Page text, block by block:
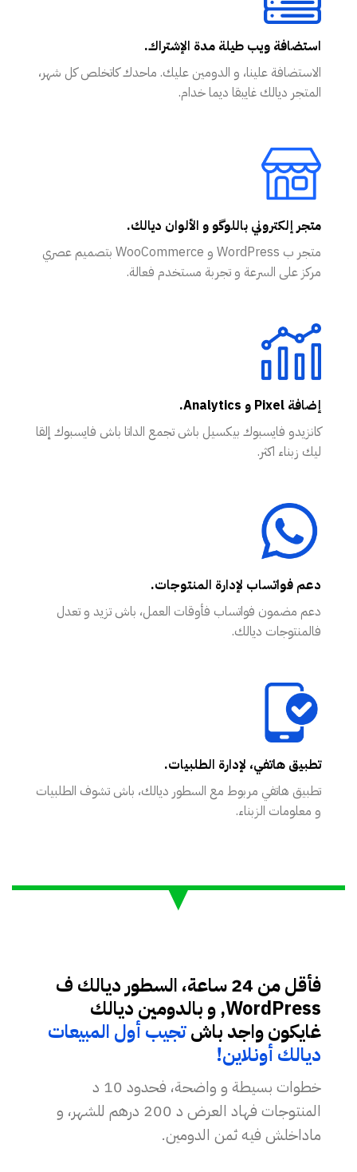
استضافة ويب طيلة مدة الإشتراك.
الاستضافة علينا، و الدومين عليك. ماحدك كاتخلص كل شهر،
المتجر ديالك غايبقا ديما خدام.
متجر إلكتروني باللوگو و الألوان ديالك.
متجر ب WordPress و WooCommerce بتصميم عصري
مركز على السرعة و تجربة مستخدم فعالة.
إضافة Pixel و Analytics.
كانزيدو فايسبوك بيكسيل باش تجمع الداتا باش فايسبوك إلقا
ليك زبناء اكثر.
دعم فواتساب لإدارة المنتوجات.
دعم مضمون فواتساب فأوقات العمل، باش تزيد و تعدل
فالمنتوجات ديالك.
تطبيق هاتفي، لإدارة الطلبيات.
تطبيق هاتفي مربوط مع السطور ديالك، باش تشوف الطلبيات
و معلومات الزبناء.
فأقل من 24 ساعة، السطور ديالك ف
WordPress, و بالدومين ديالك
غايكون واجد باشتجيب أول المبيعات
ديالك أونلاين!
خطوات بسيطة و واضحة، فحدود 10 د
المنتوجات فهاد العرض د 200 درهم للشهر، و
ماداخلش فيه ثمن الدومين.